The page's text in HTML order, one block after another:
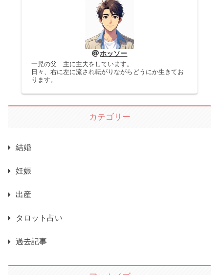
ホッソー
一児の父 主に主夫をしています。
日々、右に左に流され転がりながらどうにか生きてお
ります。
カテゴリー
結婚
妊娠
出産
タロット占い
過去記事